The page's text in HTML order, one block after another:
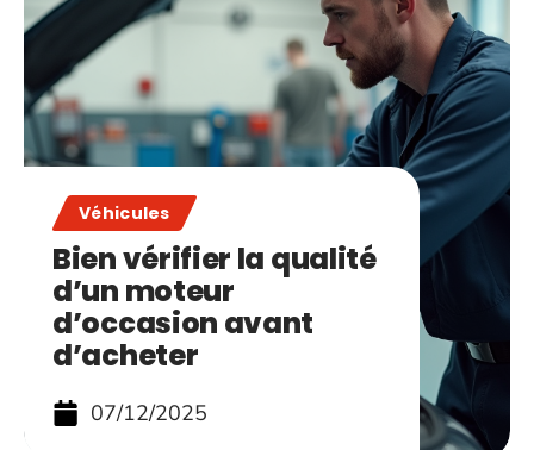
Véhicules
Bien vérifier la qualité
d’un moteur
d’occasion avant
d’acheter
07/12/2025